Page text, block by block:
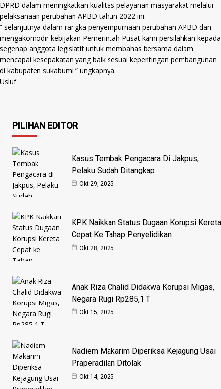
DPRD dalam meningkatkan kualitas pelayanan masyarakat melalui
pelaksanaan perubahan APBD tahun 2022 ini.
” selanjutnya dalam rangka penyempurnaan perubahan APBD dan
mengakomodir kebijakan Pemerintah Pusat kami persilahkan kepada
segenap anggota legislatif untuk membahas bersama dalam
mencapai kesepakatan yang baik sesuai kepentingan pembangunan
di kabupaten sukabumi ” ungkapnya.
Usluf
PILIHAN EDITOR
Kasus Tembak Pengacara Di Jakpus,
Pelaku Sudah Ditangkap
Okt 29, 2025
KPK Naikkan Status Dugaan Korupsi Kereta
Cepat Ke Tahap Penyelidikan
Okt 28, 2025
Anak Riza Chalid Didakwa Korupsi Migas,
Negara Rugi Rp285,1 T
Okt 15, 2025
Nadiem Makarim Diperiksa Kejagung Usai
Praperadilan Ditolak
Okt 14, 2025